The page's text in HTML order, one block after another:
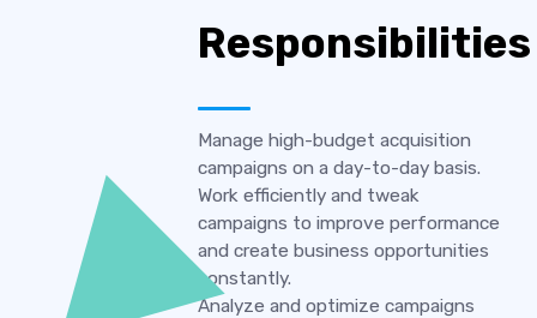
Responsibilities
Manage high-budget acquisition
campaigns on a day-to-day basis.
Work efficiently and tweak
campaigns to improve performance
and create business opportunities
constantly.
Analyze and optimize campaigns